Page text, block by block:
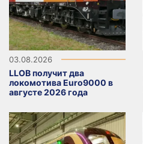
03.08.2026
LLOB получит два
локомотива Euro9000 в
августе 2026 года